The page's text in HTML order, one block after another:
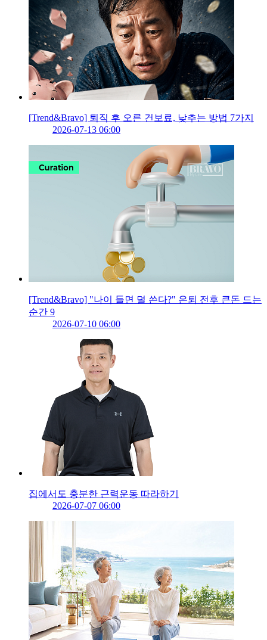
[Trend&Bravo] 퇴직 후 오른 건보료, 낮추는 방법 7가지
2026-07-13 06:00
[Trend&Bravo] "나이 들면 덜 쓴다?" 은퇴 전후 큰돈 드는
순간 9
2026-07-10 06:00
집에서도 충분한 근력운동 따라하기
2026-07-07 06:00